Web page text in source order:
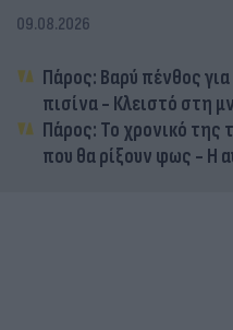
09.08.2026
Πάρος: Βαρύ πένθος
πισίνα - Κλειστό στη
Πάρος: Το χρονικό της
που θα ρίξουν φως - Η